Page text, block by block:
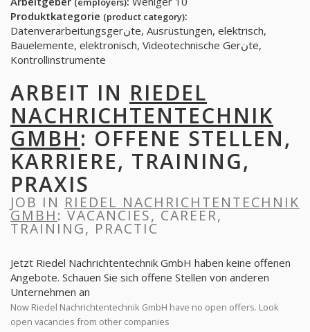
Produktkategorie (product category):
Datenverarbeitungsgerنte, Ausrüstungen, elektrisch,
Bauelemente, elektronisch, Videotechnische Gerنte,
Kontrollinstrumente
ARBEIT IN RIEDEL
NACHRICHTENTECHNIK
GMBH: OFFENE STELLEN,
KARRIERE, TRAINING,
PRAXIS
JOB IN RIEDEL NACHRICHTENTECHNIK
GMBH: VACANCIES, CAREER,
TRAINING, PRACTIC
Jetzt Riedel Nachrichtentechnik GmbH haben keine offenen
Angebote. Schauen Sie sich offene Stellen von anderen
Unternehmen an
Now Riedel Nachrichtentechnik GmbH have no open offers. Look
open vacancies from other companies